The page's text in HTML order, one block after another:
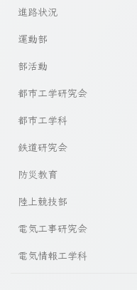
進路状況
運動部
部活動
都市工学研究会
都市工学科
鉄道研究会
防災教育
陸上競技部
電気工事研究会
電気情報工学科